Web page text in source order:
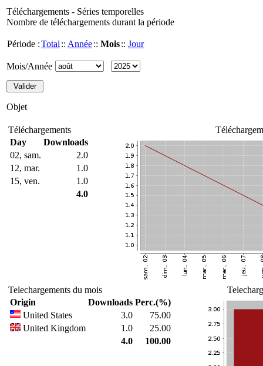
Téléchargements - Séries temporelles
Nombre de téléchargements durant la période
Période :Total :: Année:: Mois:: Jour
Mois/Année
Objet
Téléchargements
Day
Downloads
02, sam.
2.0
12, mar.
1.0
15, ven.
1.0
4.0
Telechargements du mois
Origin
Downloads Perc.(%)
United States
3.0
75.00
United Kingdom
1.0
25.00
4.0
100.00